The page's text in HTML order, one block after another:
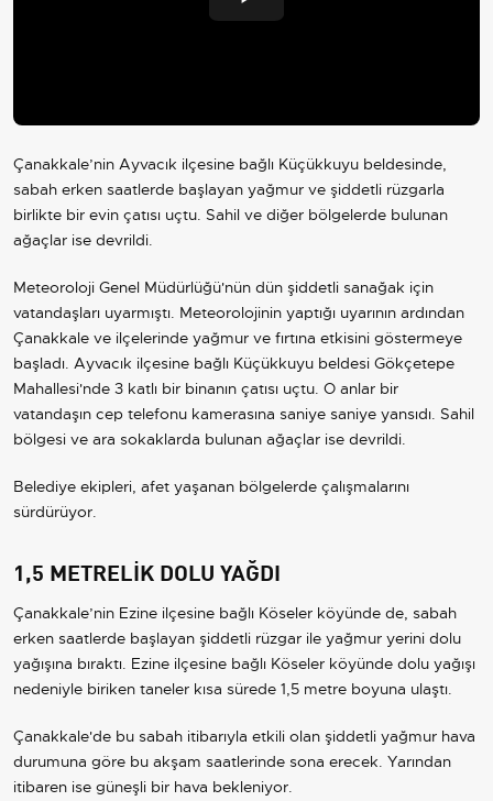
Play
Çanakkale’nin Ayvacık ilçesine bağlı Küçükkuyu beldesinde,
sabah erken saatlerde başlayan yağmur ve şiddetli rüzgarla
birlikte bir evin çatısı uçtu. Sahil ve diğer bölgelerde bulunan
ağaçlar ise devrildi.
Meteoroloji Genel Müdürlüğü'nün dün şiddetli sanağak için
vatandaşları uyarmıştı. Meteorolojinin yaptığı uyarının ardından
Çanakkale ve ilçelerinde yağmur ve fırtına etkisini göstermeye
başladı. Ayvacık ilçesine bağlı Küçükkuyu beldesi Gökçetepe
Mahallesi'nde 3 katlı bir binanın çatısı uçtu. O anlar bir
vatandaşın cep telefonu kamerasına saniye saniye yansıdı. Sahil
bölgesi ve ara sokaklarda bulunan ağaçlar ise devrildi.
Belediye ekipleri, afet yaşanan bölgelerde çalışmalarını
sürdürüyor.
1,5 METRELİK DOLU YAĞDI
Çanakkale’nin Ezine ilçesine bağlı Köseler köyünde de, sabah
erken saatlerde başlayan şiddetli rüzgar ile yağmur yerini dolu
yağışına bıraktı. Ezine ilçesine bağlı Köseler köyünde dolu yağışı
nedeniyle biriken taneler kısa sürede 1,5 metre boyuna ulaştı.
Çanakkale'de bu sabah itibarıyla etkili olan şiddetli yağmur hava
durumuna göre bu akşam saatlerinde sona erecek. Yarından
itibaren ise güneşli bir hava bekleniyor.